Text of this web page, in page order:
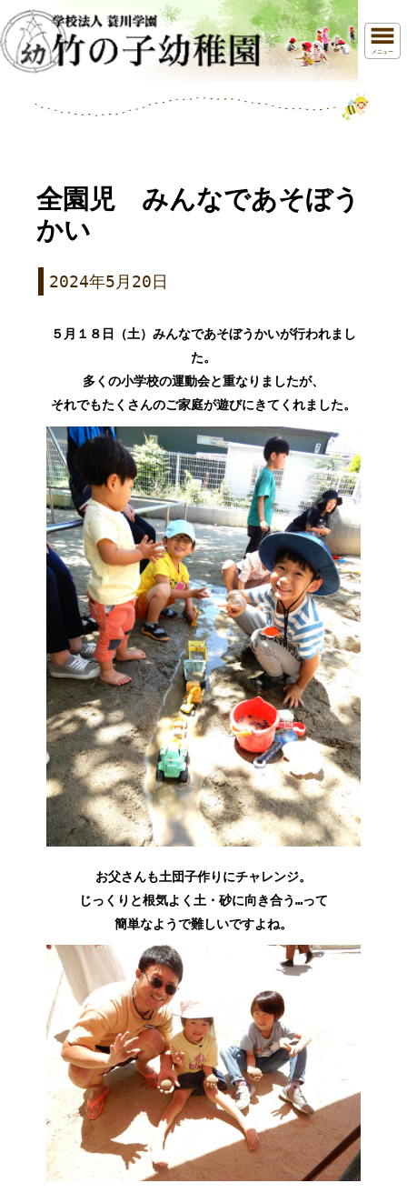
メニュー
全園児 みんなであそぼう
かい
2024年5月20日
５月１８日（土）みんなであそぼうかいが行われまし
た。
多くの小学校の運動会と重なりましたが、
それでもたくさんのご家庭が遊びにきてくれました。
お父さんも土団子作りにチャレンジ。
じっくりと根気よく土・砂に向き合う…って
簡単なようで難しいですよね。